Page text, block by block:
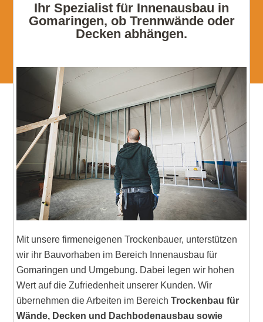
Ihr Spezialist für Innenausbau in
Gomaringen, ob Trennwände oder
Decken abhängen.
Mit unsere firmeneigenen Trockenbauer, unterstützen
wir ihr Bauvorhaben im Bereich Innenausbau für
Gomaringen und Umgebung. Dabei legen wir hohen
Wert auf die Zufriedenheit unserer Kunden. Wir
übernehmen die Arbeiten im BereichTrockenbau für
Wände, Decken und Dachbodenausbau sowie